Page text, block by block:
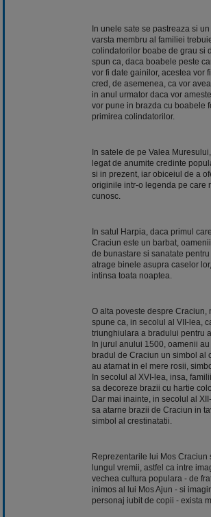
In unele sate se pastreaza si
varsta membru al familiei
colindatorilor boabe de grau si
spun ca, daca boabele peste
vor fi date gainilor, acestea vor
cred, de asemenea, ca vor
in anul urmator daca vor
vor pune in brazda cu boabele
primirea colindatorilor.
In satele de pe Valea
legat de anumite credinte
si in prezent, iar obiceiul de a
originile intr-o legenda pe care
cunosc.
In satul Harpia, daca primul
Craciun este un barbat,
de bunastare si sanatate
atrage binele asupra caselor
intinsa toata noaptea.
O alta poveste despre Craciun,
spune ca, in secolul al VII-lea,
triunghiulara a bradului pentru
In jurul anului 1500, oamenii
bradul de Craciun un simbol al
au atarnat in el mere rosii,
In secolul al XVI-lea, insa,
sa decoreze brazii cu hartie
Dar mai inainte, in secolul al
sa atarne brazii de Craciun in
simbol al crestinatatii.
Reprezentarile lui Mos Craciun
lungul vremii, astfel ca intre
vechea cultura populara - de
inimos al lui Mos Ajun - si
personaj iubit de copii - exista